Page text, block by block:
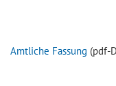
Amtliche Fassung (pdf-